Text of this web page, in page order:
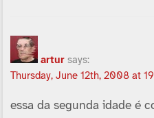
artur says:
Thursday, June 12th, 2008 at
essa da segunda idade é